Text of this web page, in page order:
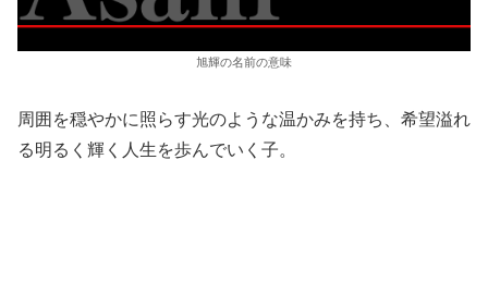
旭輝の名前の意味
周囲を穏やかに照らす光のような温かみを持ち、希望溢れ
る明るく輝く人生を歩んでいく子。